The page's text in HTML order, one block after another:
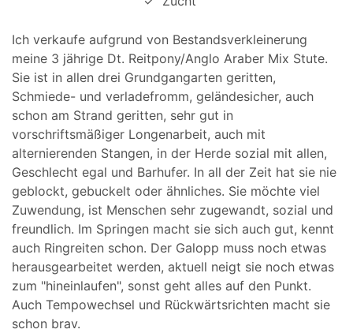
Ich verkaufe aufgrund von Bestandsverkleinerung
meine 3 jährige Dt. Reitpony/Anglo Araber Mix Stute.
Sie ist in allen drei Grundgangarten geritten,
Schmiede- und verladefromm, geländesicher, auch
schon am Strand geritten, sehr gut in
vorschriftsmäßiger Longenarbeit, auch mit
alternierenden Stangen, in der Herde sozial mit allen,
Geschlecht egal und Barhufer. In all der Zeit hat sie nie
geblockt, gebuckelt oder ähnliches. Sie möchte viel
Zuwendung, ist Menschen sehr zugewandt, sozial und
freundlich. Im Springen macht sie sich auch gut, kennt
auch Ringreiten schon. Der Galopp muss noch etwas
herausgearbeitet werden, aktuell neigt sie noch etwas
zum "hineinlaufen", sonst geht alles auf den Punkt.
Auch Tempowechsel und Rückwärtsrichten macht sie
schon brav.